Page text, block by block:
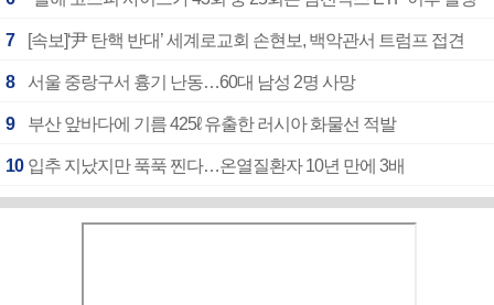
7 [속보]‘尹 탄핵 반대’ 세계로교회 손현보, 백악관서 트럼프 접견
8 서울 중랑구서 흉기 난동…60대 남성 2명 사망
9 부산 앞바다에 기름 425ℓ 유출한 러시아 화물선 적발
10 입추 지났지만 푹푹 찐다…온열질환자 10년 만에 3배